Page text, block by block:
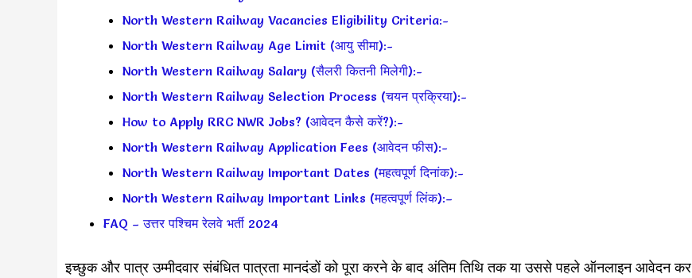
North Western Railway Vacancies Eligibility Criteria:-
North Western Railway Age Limit (आयु सीमा):-
North Western Railway Salary (सैलरी कितनी मिलेगी):-
North Western Railway Selection Process (चयन प्रक्रिया):-
How to Apply RRC NWR Jobs? (आवेदन कैसे करें?):-
North Western Railway Application Fees (आवेदन फीस):-
North Western Railway Important Dates (महत्वपूर्ण दिनांक):-
North Western Railway Important Links (महत्वपूर्ण लिंक):–
FAQ – उत्तर पश्चिम रेलवे भर्ती 2024
इच्छुक और पात्र उम्मीदवार संबंधित पात्रता मानदंडों को पूरा करने के बाद अंतिम तिथि तक या उससे पहले ऑनलाइन आवेदन कर